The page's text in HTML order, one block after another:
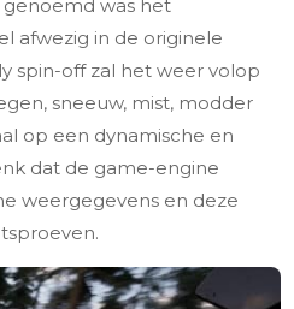
was het
afwezig in de originele
spin-off zal het weer volop
sneeuw, mist, modder
op een dynamische en
dat de game-engine
weergegevens en deze